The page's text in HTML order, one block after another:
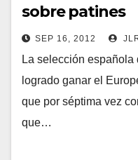
sobre patines
SEP 16, 2012
La selección
logrado ganar el
que por séptima vez
que…